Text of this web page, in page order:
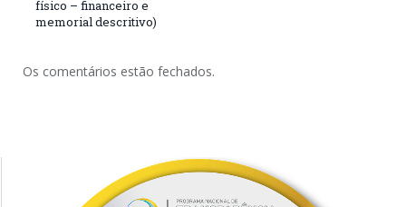
físico – financeiro e
memorial descritivo)
Os comentários estão fechados.